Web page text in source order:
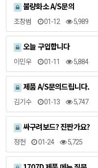
불량화소 A/S문의
조창범 01-12 5,989
오늘 구입합니다
이민우 01-11 5,884
제품 A/S문의드립니다.
김기수 01-13 5,747
싸구려보드? 진짠가요?
정헌 01-24 5,725